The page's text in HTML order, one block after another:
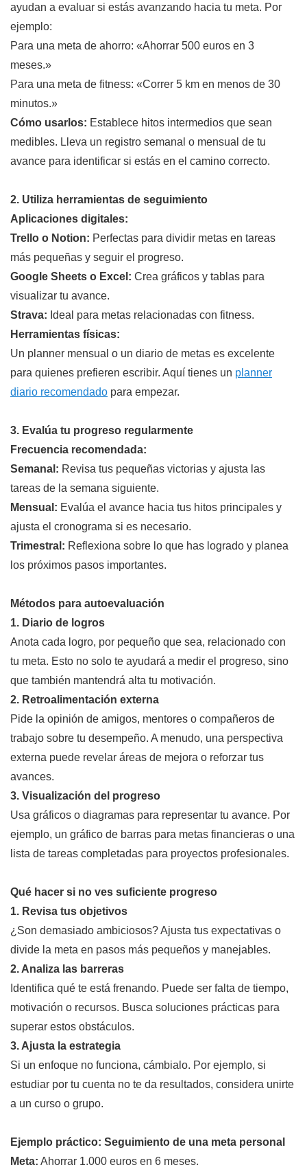
ayudan a evaluar si estás avanzando hacia tu meta. Por
ejemplo:
Para una meta de ahorro: «Ahorrar 500 euros en 3
meses.»
Para una meta de fitness: «Correr 5 km en menos de 30
minutos.»
Cómo usarlos: Establece hitos intermedios que sean
medibles. Lleva un registro semanal o mensual de tu
avance para identificar si estás en el camino correcto.
2. Utiliza herramientas de seguimiento
Aplicaciones digitales:
Trello o Notion: Perfectas para dividir metas en tareas
más pequeñas y seguir el progreso.
Google Sheets o Excel: Crea gráficos y tablas para
visualizar tu avance.
Strava: Ideal para metas relacionadas con fitness.
Herramientas físicas:
Un planner mensual o un diario de metas es excelente
para quienes prefieren escribir. Aquí tienes un planner
diario recomendado para empezar.
3. Evalúa tu progreso regularmente
Frecuencia recomendada:
Semanal: Revisa tus pequeñas victorias y ajusta las
tareas de la semana siguiente.
Mensual: Evalúa el avance hacia tus hitos principales y
ajusta el cronograma si es necesario.
Trimestral: Reflexiona sobre lo que has logrado y planea
los próximos pasos importantes.
Métodos para autoevaluación
1. Diario de logros
Anota cada logro, por pequeño que sea, relacionado con
tu meta. Esto no solo te ayudará a medir el progreso, sino
que también mantendrá alta tu motivación.
2. Retroalimentación externa
Pide la opinión de amigos, mentores o compañeros de
trabajo sobre tu desempeño. A menudo, una perspectiva
externa puede revelar áreas de mejora o reforzar tus
avances.
3. Visualización del progreso
Usa gráficos o diagramas para representar tu avance. Por
ejemplo, un gráfico de barras para metas financieras o una
lista de tareas completadas para proyectos profesionales.
Qué hacer si no ves suficiente progreso
1. Revisa tus objetivos
¿Son demasiado ambiciosos? Ajusta tus expectativas o
divide la meta en pasos más pequeños y manejables.
2. Analiza las barreras
Identifica qué te está frenando. Puede ser falta de tiempo,
motivación o recursos. Busca soluciones prácticas para
superar estos obstáculos.
3. Ajusta la estrategia
Si un enfoque no funciona, cámbialo. Por ejemplo, si
estudiar por tu cuenta no te da resultados, considera unirte
a un curso o grupo.
Ejemplo práctico: Seguimiento de una meta personal
Meta: Ahorrar 1.000 euros en 6 meses.